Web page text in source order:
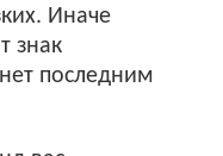
Иначе
знак
последним